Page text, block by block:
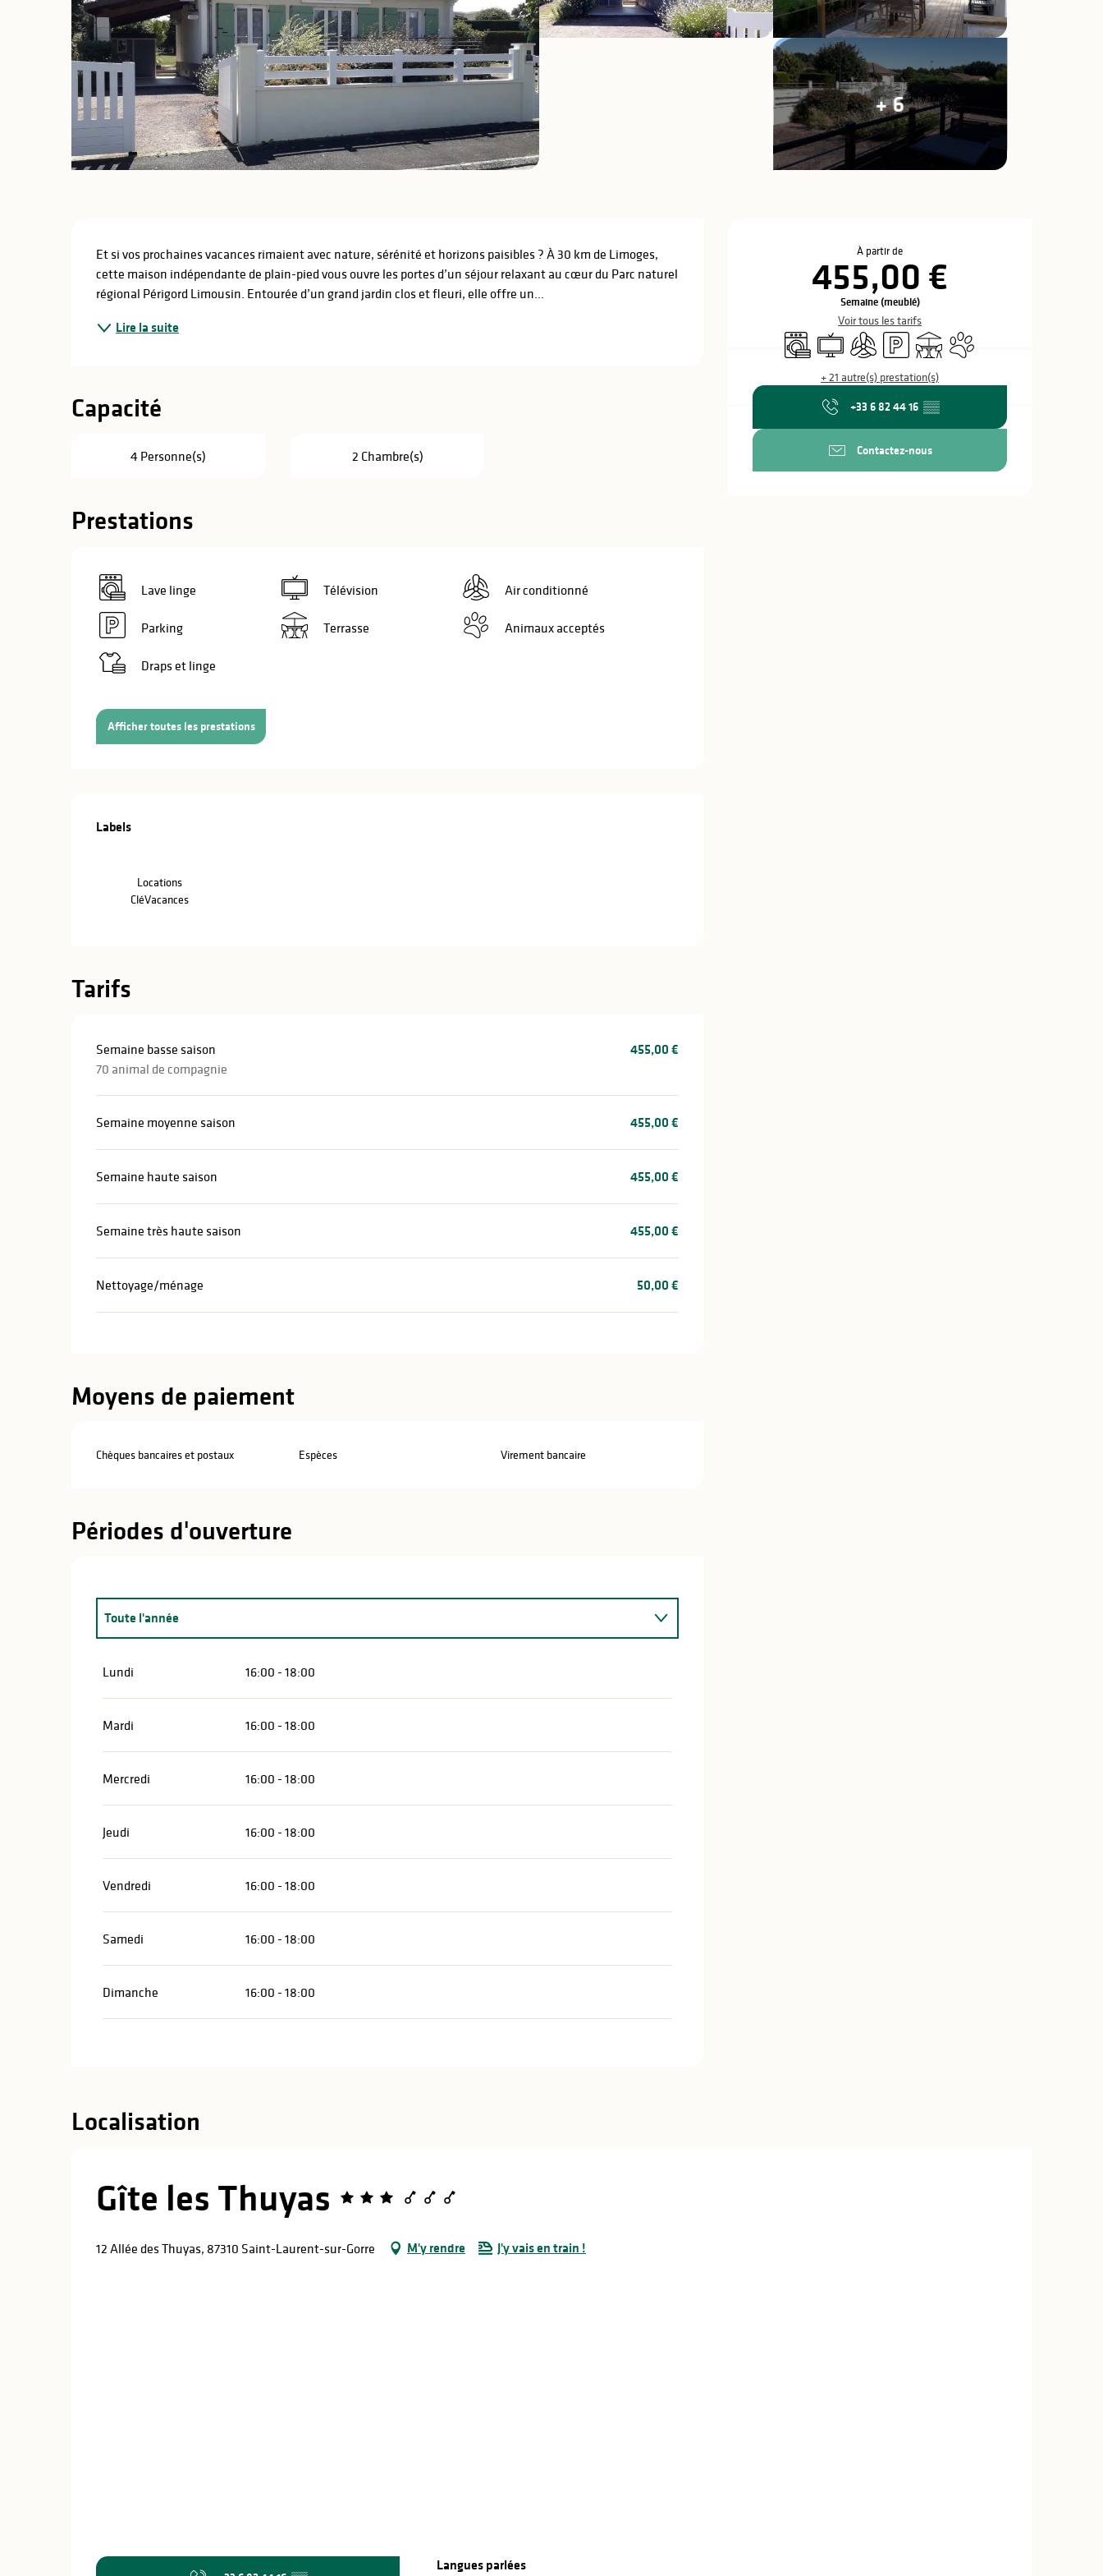
+ 6
Ouverture et
À partir de
455,00 €
Semaine (meublé)
Voir tous les tarifs
Lave lingeTélévisionAir conditionné
ParkingTerrasseAnimaux acceptés
+ 21 autre(s) prestation(s)
+33 6 82 44 16 ▒▒
Contactez-nous
Description
Et si vos prochaines vacances rimaient avec nature, sérénité et horizons paisibles ? À 30 km de Limoges,
cette maison indépendante de plain-pied vous ouvre les portes d’un séjour relaxant au cœur du Parc naturel
régional Périgord Limousin. Entourée d’un grand jardin clos et fleuri, elle offre un...
Lire la suite
Capacité
4 Personne(s) 2 Chambre(s)
Prestations
Lave linge Télévision Air conditionné
Parking Terrasse Animaux acceptés
Draps et linge
Afficher toutes les prestations
Offres de prestations
Labels
Labels
Locations
CléVacances
Tarifs
Semaine basse saison
70 animal de compagnie
455,00 €
Semaine moyenne saison 455,00 €
Semaine haute saison 455,00 €
Semaine très haute saison 455,00 €
Nettoyage/ménage 50,00 €
Moyens de paiement
Chèques bancaires et postaux Espèces Virement bancaire
Périodes d'ouverture
Toute l'année
Lundi 16:00 - 18:00
Mardi 16:00 - 18:00
Mercredi 16:00 - 18:00
Jeudi 16:00 - 18:00
Vendredi 16:00 - 18:00
Samedi 16:00 - 18:00
Dimanche 16:00 - 18:00
Localisation
Gîte les Thuyas
12 Allée des Thuyas, 87310 Saint-Laurent-sur-Gorre M'y rendre J'y vais en train !
Langues parlées
Langues parlées